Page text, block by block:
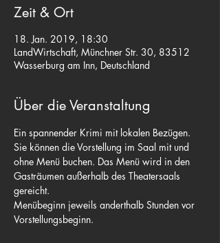
Zeit & Ort
18. Jan. 2019, 18:30
LandWirtschaft, Münchner Str. 30, 83512
Wasserburg am Inn, Deutschland
Über die Veranstaltung
Ein spannender Krimi mit lokalen Bezügen.
Sie können die Vorstellung im Saal mit und
ohne Menü buchen. Das Menü wird in den
Gasträumen außerhalb des Theatersaals
gereicht.
Menübeginn jeweils anderthalb Stunden vor
Vorstellungsbeginn.